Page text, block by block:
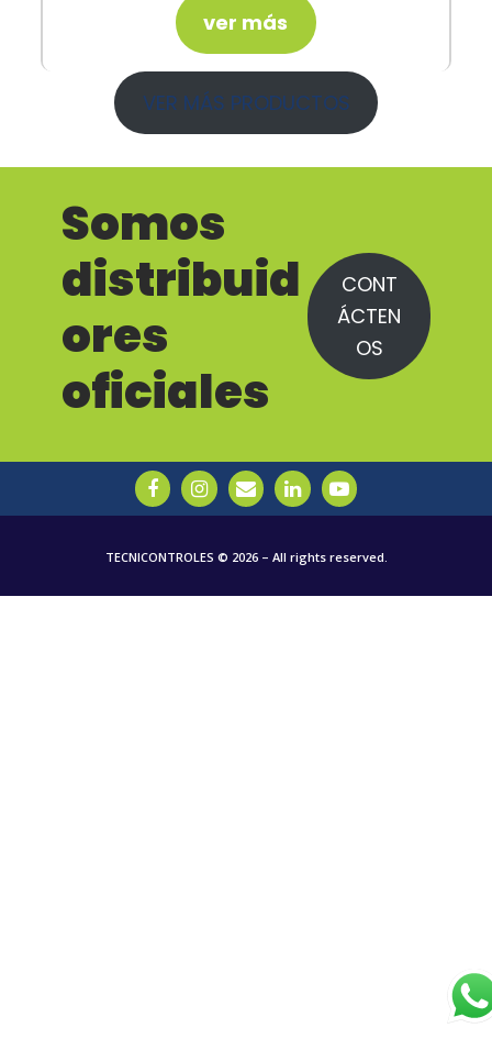
ver más
VER MÁS PRODUCTOS
Somos
distribuid
ores
oficiales
CONT
ÁCTEN
OS
TECNICONTROLES © 2026 – All rights reserved.